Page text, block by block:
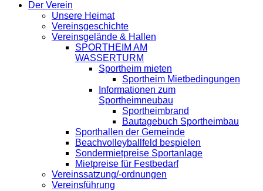
Der Verein
Unsere Heimat
Vereinsgeschichte
Vereinsgelände & Hallen
SPORTHEIM AM
WASSERTURM
Sportheim mieten
Sportheim Mietbedingungen
Informationen zum
Sportheimneubau
Sportheimbrand
Bautagebuch Sportheimbau
Sporthallen der Gemeinde
Beachvolleyballfeld bespielen
Sondermietpreise Sportanlage
Mietpreise für Festbedarf
Vereinssatzung/-ordnungen
Vereinsführung